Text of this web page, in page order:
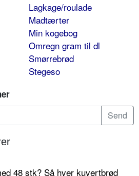
Lagkage/roulade
Madtærter
Min kogebog
Omregn gram til dl
Smørrebrød
Stegeso
48 stk? Så hver kuvertbrød